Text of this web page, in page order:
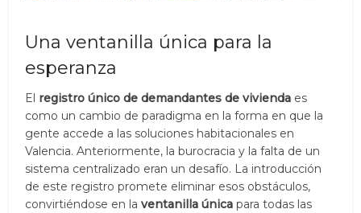
Una ventanilla única para la
esperanza
El registro único de demandantes de vivienda es
como un cambio de paradigma en la forma en que la
gente accede a las soluciones habitacionales en
Valencia. Anteriormente, la burocracia y la falta de un
sistema centralizado eran un desafío. La introducción
de este registro promete eliminar esos obstáculos,
convirtiéndose en laventanilla única para todas las